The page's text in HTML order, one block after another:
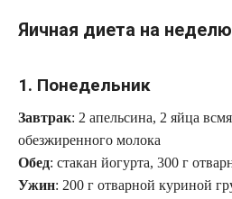
Яичная диета на неделю
1. Понедельник
Завтрак: 2 апельсина, 2 яйца
обезжиренного молока
Обед: стакан йогурта, 300 г
Ужин: 200 г отварной куриной